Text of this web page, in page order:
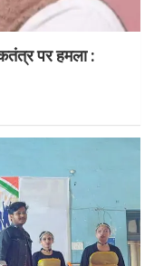
पर हमला :